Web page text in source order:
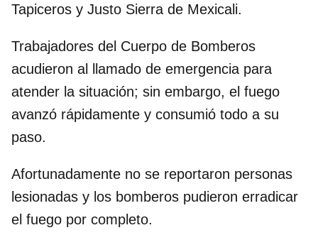
Tapiceros y Justo Sierra de Mexicali.
Trabajadores del Cuerpo de Bomberos
acudieron al llamado de emergencia para
atender la situación; sin embargo, el fuego
avanzó rápidamente y consumió todo a su
paso.
Afortunadamente no se reportaron personas
lesionadas y los bomberos pudieron erradicar
el fuego por completo.